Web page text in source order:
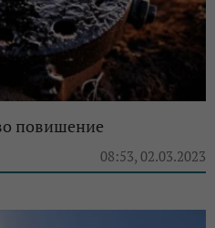
повишение
08:53, 02.03.2023